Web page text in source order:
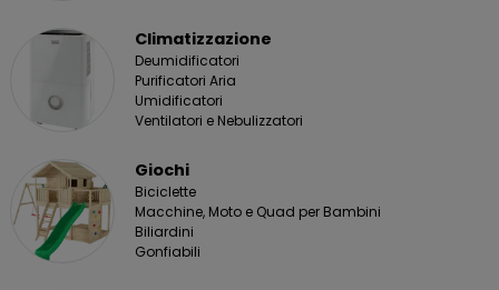
Climatizzazione
Deumidificatori
Purificatori Aria
Umidificatori
Ventilatori e Nebulizzatori
Giochi
Biciclette
Macchine, Moto e Quad per Bambini
Biliardini
Gonfiabili